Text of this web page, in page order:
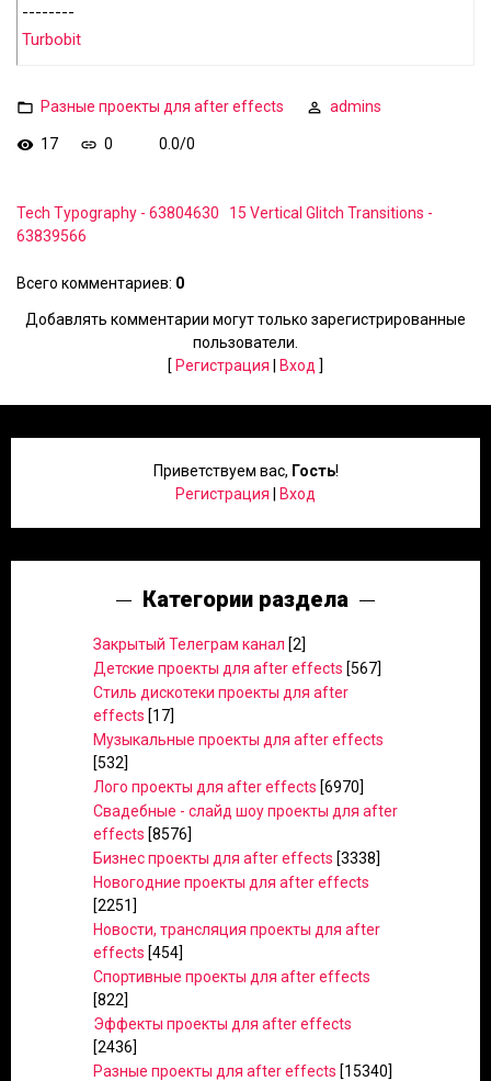
--------
Turbobit
Разные проекты для after effects admins
17 0 0.0/0
Tech Typography - 63804630
15 Vertical Glitch Transitions -
63839566
Всего комментариев: 0
Добавлять комментарии могут только зарегистрированные
пользователи.
[ Регистрация Вход ]
Приветствуем вас, Гость!
Регистрация
Вход
Категории раздела
Закрытый Телеграм канал [2]
Детские проекты для after effects [567]
Стиль дискотеки проекты для after
effects [17]
Музыкальные проекты для after effects
[532]
Лого проекты для after effects [6970]
Свадебные - слайд шоу проекты для after
effects [8576]
Бизнес проекты для after effects [3338]
Новогодние проекты для after effects
[2251]
Новости, трансляция проекты для after
effects [454]
Спортивные проекты для after effects
[822]
Эффекты проекты для after effects
[2436]
Разные проекты для after effects [15340]